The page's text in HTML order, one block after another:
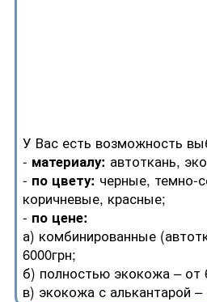
У Вас есть возможность
- материалу: автоткань,
- по цвету: черные, темно-
коричневые, красные;
- по цене:
а) комбинированные
6000грн;
б) полностью экокожа – от
в) экокожа с алькантарой –